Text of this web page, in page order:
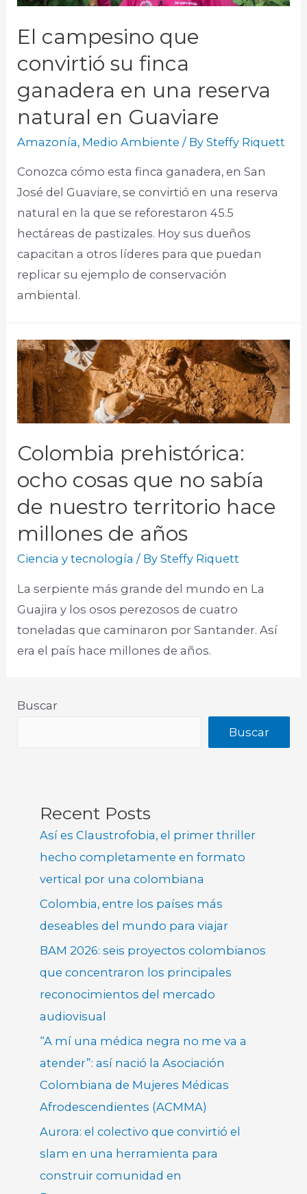
El campesino que
convirtió su finca
ganadera en una reserva
natural en Guaviare
Amazonía, Medio Ambiente / BySteffy Riquett
Conozca cómo esta finca ganadera, en San
José del Guaviare, se convirtió en una reserva
natural en la que se reforestaron 45.5
hectáreas de pastizales. Hoy sus dueños
capacitan a otros líderes para que puedan
replicar su ejemplo de conservación
ambiental.​
Colombia prehistórica:
ocho cosas que no sabía
de nuestro territorio hace
millones de años
Ciencia y tecnología / BySteffy Riquett
La serpiente más grande del mundo en La
Guajira y los osos perezosos de cuatro
toneladas que caminaron por Santander. Así
era el país hace millones de años.
Buscar
Buscar
Recent Posts
Así es Claustrofobia, el primer thriller
hecho completamente en formato
vertical por una colombiana
Colombia, entre los países más
deseables del mundo para viajar
BAM 2026: seis proyectos colombianos
que concentraron los principales
reconocimientos del mercado
audiovisual
“A mí una médica negra no me va a
atender”: así nació la Asociación
Colombiana de Mujeres Médicas
Afrodescendientes (ACMMA)
Aurora: el colectivo que convirtió el
slam en una herramienta para
construir comunidad en